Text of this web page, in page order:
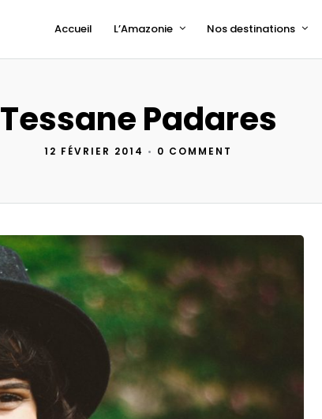
Accueil L’Amazonie Nos destinations
Tessane Padares
12 FÉVRIER 2014 • 0 COMMENT